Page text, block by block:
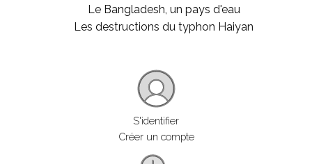
Le Bangladesh, un pays d'eau
Les destructions du typhon Haiyan
S'identifier
Créer un compte